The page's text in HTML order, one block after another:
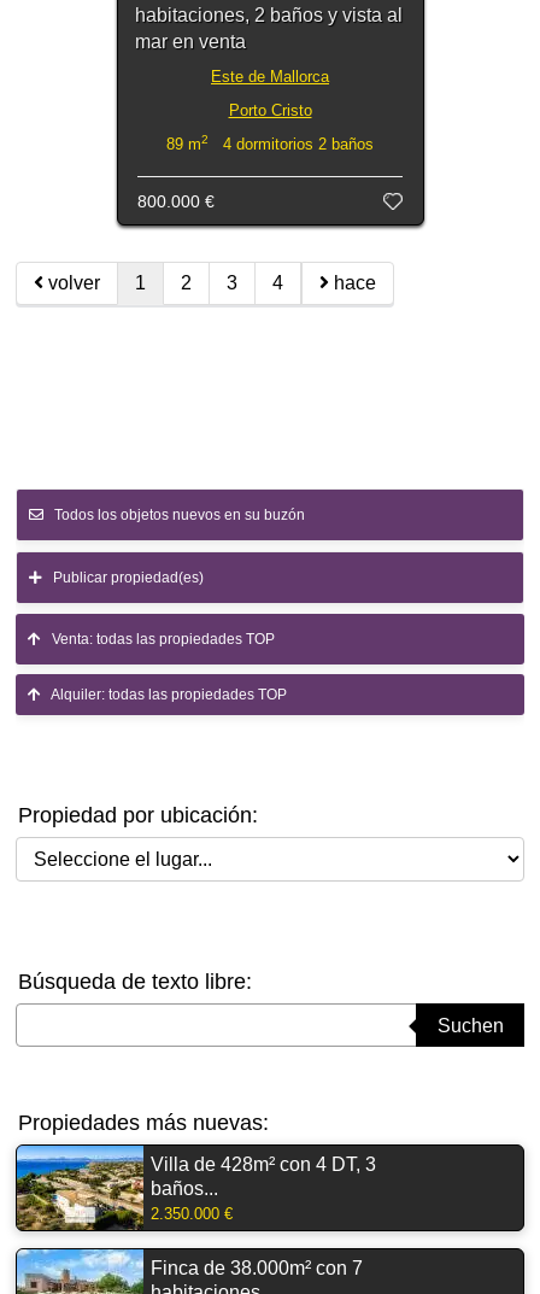
habitaciones, 2 baños y vista al
mar en venta
Este de Mallorca
Porto Cristo
89 m2 4 dormitorios 2 baños
800.000 €
volver 1 2 3 4 hace
Todos los objetos nuevos en su buzón
Publicar propiedad(es)
Venta: todas las propiedades TOP
Alquiler: todas las propiedades TOP
Propiedad por ubicación:
Seleccione el lugar
Búsqueda de texto libre:
Suchen
Propiedades más nuevas:
Villa de 428m² con 4 DT, 3
baños...
2.350.000 €
Finca de 38.000m² con 7